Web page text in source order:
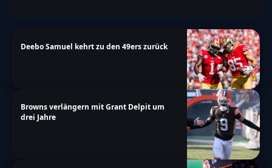
Deebo Samuel kehrt zu den 49ers zurück
Browns verlängern mit Grant Delpit um
drei Jahre